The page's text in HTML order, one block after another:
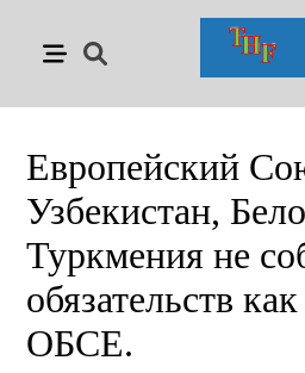
Европейский
Узбекистан,
Туркмения не
обязательств
ОБСЕ.